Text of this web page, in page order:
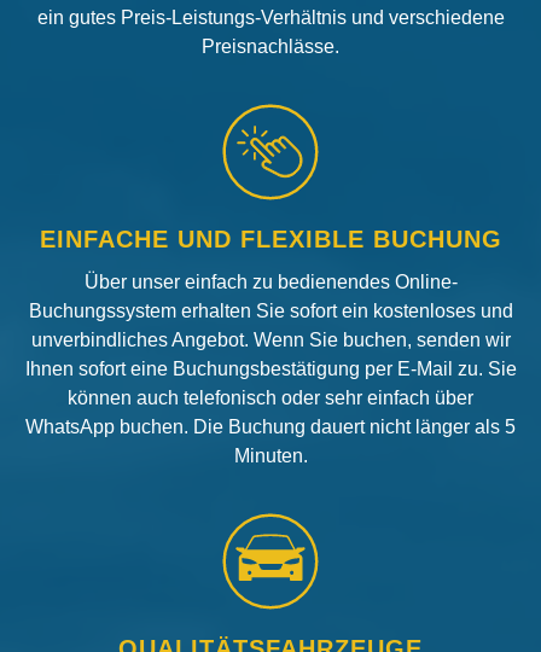
ein gutes Preis-Leistungs-Verhältnis und verschiedene
Preisnachlässe.
EINFACHE UND FLEXIBLE BUCHUNG
Über unser einfach zu bedienendes Online-
Buchungssystem erhalten Sie sofort ein kostenloses und
unverbindliches Angebot. Wenn Sie buchen, senden wir
Ihnen sofort eine Buchungsbestätigung per E-Mail zu. Sie
können auch telefonisch oder sehr einfach über
WhatsApp buchen. Die Buchung dauert nicht länger als 5
Minuten.